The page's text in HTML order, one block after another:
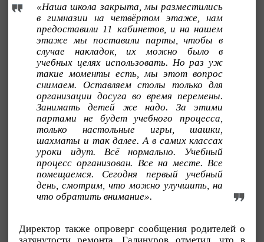
«Наша школа закрыта, мы разместились
в гимназии на четвёртом этаже, нам
предоставили 11 кабинетов, и на нашем
этаже мы поставили парты, чтобы в
случае накладок, их можно было в
учебных целях использовать. Но раз уж
такие моменты есть, мы этот вопрос
снимаем. Оставляем столы только для
организации досуга во время перемены.
Занимать детей же надо. За этими
партами не будет учебного процесса,
только настольные игры, шашки,
шахматы и так далее. А в самих классах
уроки идут. Всё нормально. Учебный
процесс организован. Все на месте. Все
помещаемся. Сегодня первый учебный
день, смотрим, что можно улучшить, на
что обратить внимание».
Директор также опроверг сообщения родителей о